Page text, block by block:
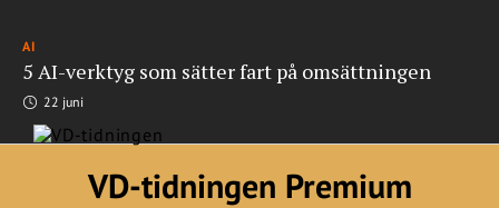
AI
5 AI-verktyg som sätter fart på omsättningen
22 juni
VD-tidningen Premium